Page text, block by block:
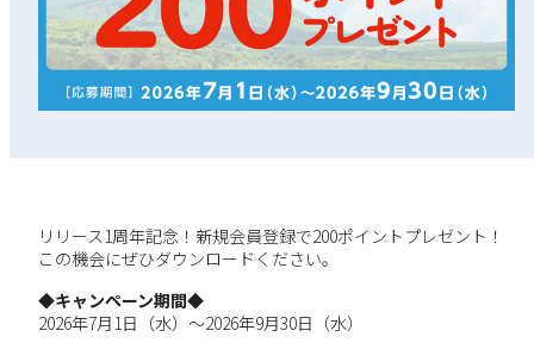
リリース1周年記念！新規会員登録で200ポイントプレゼント！
この機会にぜひダウンロードください。
◆キャンペーン期間◆
2026年7月1日（水）～2026年9月30日（水）